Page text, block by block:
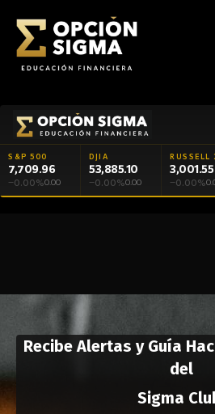
S&P 500
7,709.96
—0.00%0.00
DJIA
53,885.10
—0.00%0.00
RUSSELL
3,001.55
—0.00%
Recibe Alertas y Guía
del
Sigma